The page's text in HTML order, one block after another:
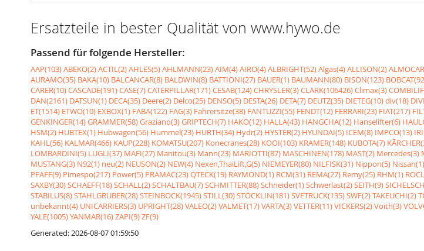
Ersatzteile in bester Qualität von www.hywo.de
Passend für folgende Hersteller:
AAP(103)ABEKO(2)ACTIL(2)AHLES(5)AHLMANN(23)AIM(4)AIRO(4)ALBRIGHT(52)Algas(4)ALLISON(2)
AURAMO(35) BAKA(10) BALCANCAR(8) BALDWIN(8) BATTIONI(27) BAUER(1) BAUMANN(80) BISON(123)
CARER(10)CASCADE(191)CASE(7)CATERPILLAR(171)CESAB(124)CHRYSLER(3)CLARK(106426)Climax(3)
DAN(2161) DATSUN(1) DECA(35) Deere(2) Delco(25) DENSO(5) DESTA(26) DETA(7) DEUTZ(35) DIETEG(10)div(18)
ET(1514) ETWO(10) EXBOX(1) FABA(122) FAG(3) Fahrersitze(38) FANTUZZI(55) FENDT(12) FERRARI(23) FIAT(217)
GENKINGER(14)GRAMMER(58)Graziano(3)GRIPTECH(7) HAKO(12) HALLA(43) HANGCHA(12) Hanselifter(6)
HSM(2) HUBTEX(1) Hubwagen(56) Hummel(23) HURTH(34) Hydr(2) HYSTER(2) HYUNDAI(5) ICEM(8) IMPCO(13)
KAHL(56) KALMAR(466) KAUP(228) KOMATSU(207) Konecranes(28) KOOI(103) KRAMER(148) KUBOTA(7)
LOMBARDINI(5) LUGLI(37) MAFI(27) Manitou(3) Mann(23) MARIOTTI(87) MASCHINEN(178) MAST(2) Mercedes(3)
MUSTANG(3) N92(1) neu(2) NEUSON(2) NEW(4) Nexen,ThaiLift,G(5) NIEMEYER(80) NILFISK(31) Nippon(5) Nissan(1)
PFAFF(9) Pimespo(217) Power(5) PRAMAC(23)QTECK(19) RAYMOND(1) RCM(31) REMA(27) Remy(25) RHM(1)
SAXBY(30)SCHAEFF(18)SCHALL(2)SCHALTBAU(7)SCHMITTER(88)Schneider(1)Schwerlast(2)SEITH(9)
STABILUS(8)STAHLGRUBER(28)STEINBOCK(1945)STILL(30)STÖCKLIN(181)SVETRUCK(135)SWF(2)TAKEUCHI(2)
unbekannt(4) UNICARRIERS(3) UPRIGHT(28)VALEO(2)VALMET(17)VARTA(3)VETTER(11)VICKERS(2)Voith(3)
YALE(1005)YANMAR(16)ZAPI(9)ZF(9)
Generated: 2026-08-07 01:59:50